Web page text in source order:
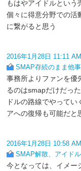
もはやアイドルという
個々に得意分野での活
に繋がると思う
2016年1月28日 11:11 AM
SMAP存続のまま他
事務所よりファンを優
るのはsmapだけだっ
ドルの路線でやって
アへの復帰も可能だと
2016年1月28日 10:58 AM
SMAP解散、アイド
今となっては、イメー